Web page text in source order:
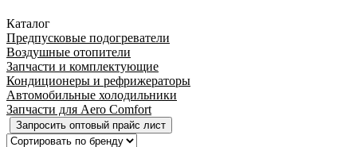
Каталог
Предпусковые подогреватели
Воздушные отопители
Запчасти и комплектующие
Кондиционеры и рефрижераторы
Автомобильные холодильники
Запчасти для Aero Comfort
Запросить оптовый прайс лист